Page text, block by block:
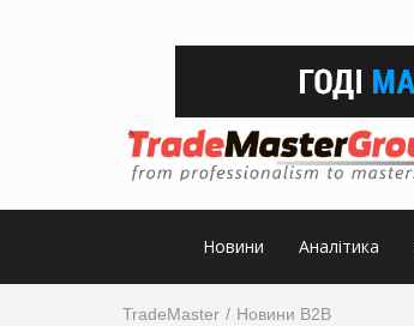
Новини Аналітика
TradeMaster Новини B2B